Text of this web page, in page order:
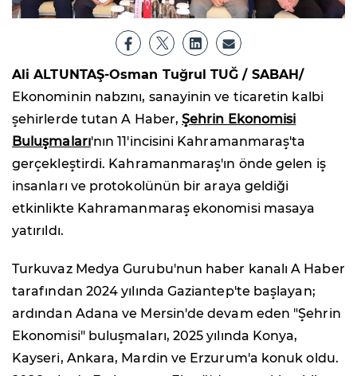
Ali ALTUNTAŞ-Osman Tuğrul TUĞ / SABAH/
Ekonominin nabzını, sanayinin ve ticaretin kalbi
şehirlerde tutan A Haber,Şehrin Ekonomisi
Buluşmaları'nın 11'incisini Kahramanmaraş'ta
gerçekleştirdi. Kahramanmaraş'ın önde gelen iş
insanları ve protokolünün bir araya geldiği
etkinlikte Kahramanmaraş ekonomisi masaya
yatırıldı.
Turkuvaz Medya Gurubu'nun haber kanalı A Haber
tarafından 2024 yılında Gaziantep'te başlayan;
ardından Adana ve Mersin'de devam eden "Şehrin
Ekonomisi" buluşmaları, 2025 yılında Konya,
Kayseri, Ankara, Mardin ve Erzurum'a konuk oldu.